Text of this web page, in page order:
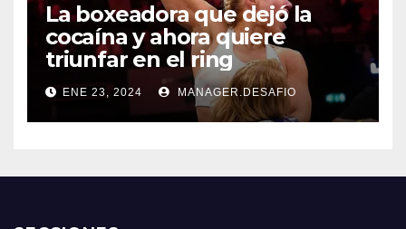
La boxeadora que dejó la
cocaína y ahora quiere
triunfar en el ring​
ENE 23, 2024 MANAGER.DESAFIO